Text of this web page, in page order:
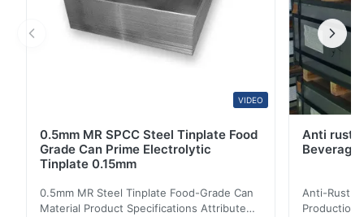
VIDEO
0.5mm MR SPCC Steel Tinplate Food
Grade Can Prime Electrolytic
Tinplate 0.15mm
0.5mm MR Steel Tinplate Food-Grade Can
Material Product Specifications Attribute
Anti rust
Beverage
Anti-Rust
Production